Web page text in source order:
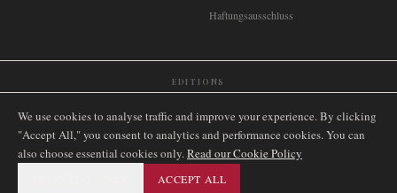
Haftungsausschluss
EDITIONS
🇿🇦 South Africa Singapore🇩🇪 Deutschland Nederland 🇫🇷 France
🇮🇹 Italia🇪🇸 España🇧🇷 Brasil🇸🇪 Sverige🇳🇴 Norge🇩🇰
We use cookies to analyse traffic and improve your experience. By clicking
"Accept All," you consent to analytics and performance cookies. You can
also choose essential cookies only.Read our Cookie Policy
ACCEPT ALL